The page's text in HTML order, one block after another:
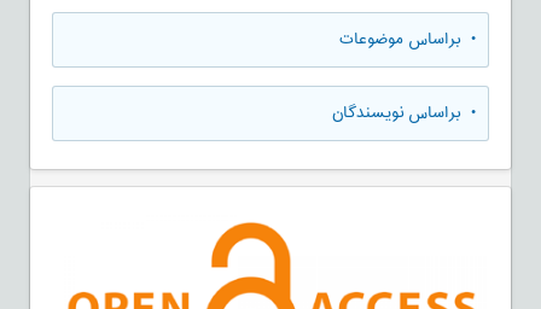
• براساس موضوعات
• براساس نویسندگان